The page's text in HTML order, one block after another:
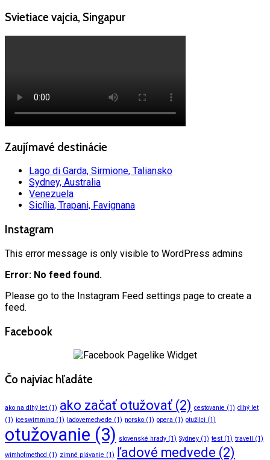
Svietiace vajcia, Singapur
Zaujímavé destinácie
Lago di Garda, Sirmione, Taliansko
Sydney, Australia
Venezuela
Sicília, Trapani, Favignana
Instagram
This error message is only visible to WordPress admins
Error: No feed found.
Please go to the Instagram Feed settings page to create a
feed.
Facebook
Čo najviac hľadáte
ako na dlhý let (1) ako začať otužovať (2) cestovanie (1) dlhý let
(1) iceswimming (1) ladovemedvede (1) norsko (1) opera (1) otužilci (1)
otužovanie (3) slovenské hrady (1) Sydney (1) test (1) travell (1)
wimhofmethod (1) zimné plávanie (1) ľadové medvede (2)